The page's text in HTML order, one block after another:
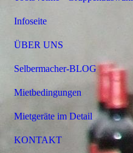
Infoseite
ÜBER UNS
Selbermacher-BLOG
Mietbedingungen
Mietgeräte im Detail
KONTAKT